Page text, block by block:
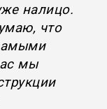
налицо.
что
мы